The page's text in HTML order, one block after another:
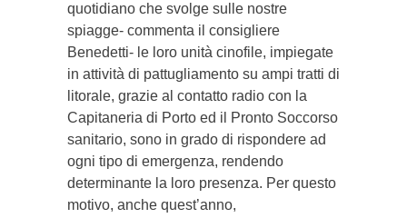
quotidiano che svolge sulle nostre
spiagge- commenta il consigliere
Benedetti- le loro unità cinofile, impiegate
in attività di pattugliamento su ampi tratti di
litorale, grazie al contatto radio con la
Capitaneria di Porto ed il Pronto Soccorso
sanitario, sono in grado di rispondere ad
ogni tipo di emergenza, rendendo
determinante la loro presenza. Per questo
motivo, anche quest’anno,